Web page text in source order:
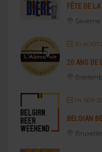
FÊTE DE
Saverne
30 AOÛT
20 ANS DE
04 SEP
BELGIAN